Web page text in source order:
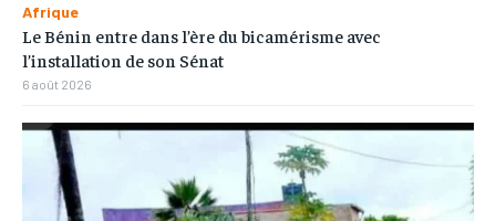
Afrique
Le Bénin entre dans l’ère du bicamérisme avec
l’installation de son Sénat
6 août 2026